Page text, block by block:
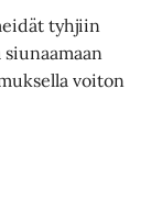
tyhjiin
voiton